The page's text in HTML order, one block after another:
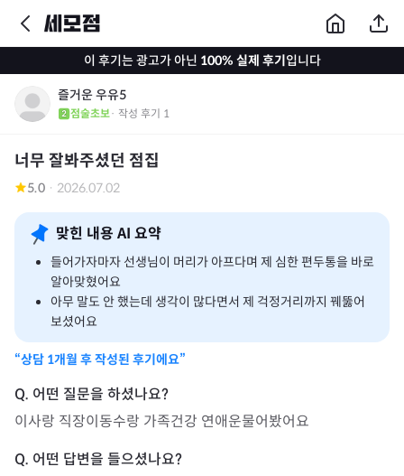
이 후기는 광고가 아닌 100% 실제 후기입니다
즐거운 우유5
점술초보· 작성 후기 1
너무 잘봐주셨던 점집
5.0 · 2026.07.02
맞힌 내용 AI 요약
들어가자마자 선생님이 머리가 아프다며 제 심한 편두통을 바로
알아맞혔어요
아무 말도 안 했는데 생각이 많다면서 제 걱정거리까지 꿰뚫어
보셨어요
“상담 1개월 후 작성된 후기에요”
이사랑 직장이동수랑 가족건강 연애운물어봤어요